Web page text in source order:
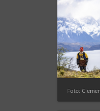
Foto: